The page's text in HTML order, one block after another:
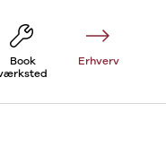
Book
Erhverv